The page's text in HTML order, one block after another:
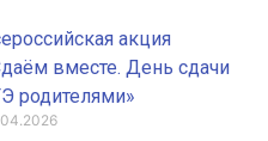
акция
вместе. День сдачи
родителями»